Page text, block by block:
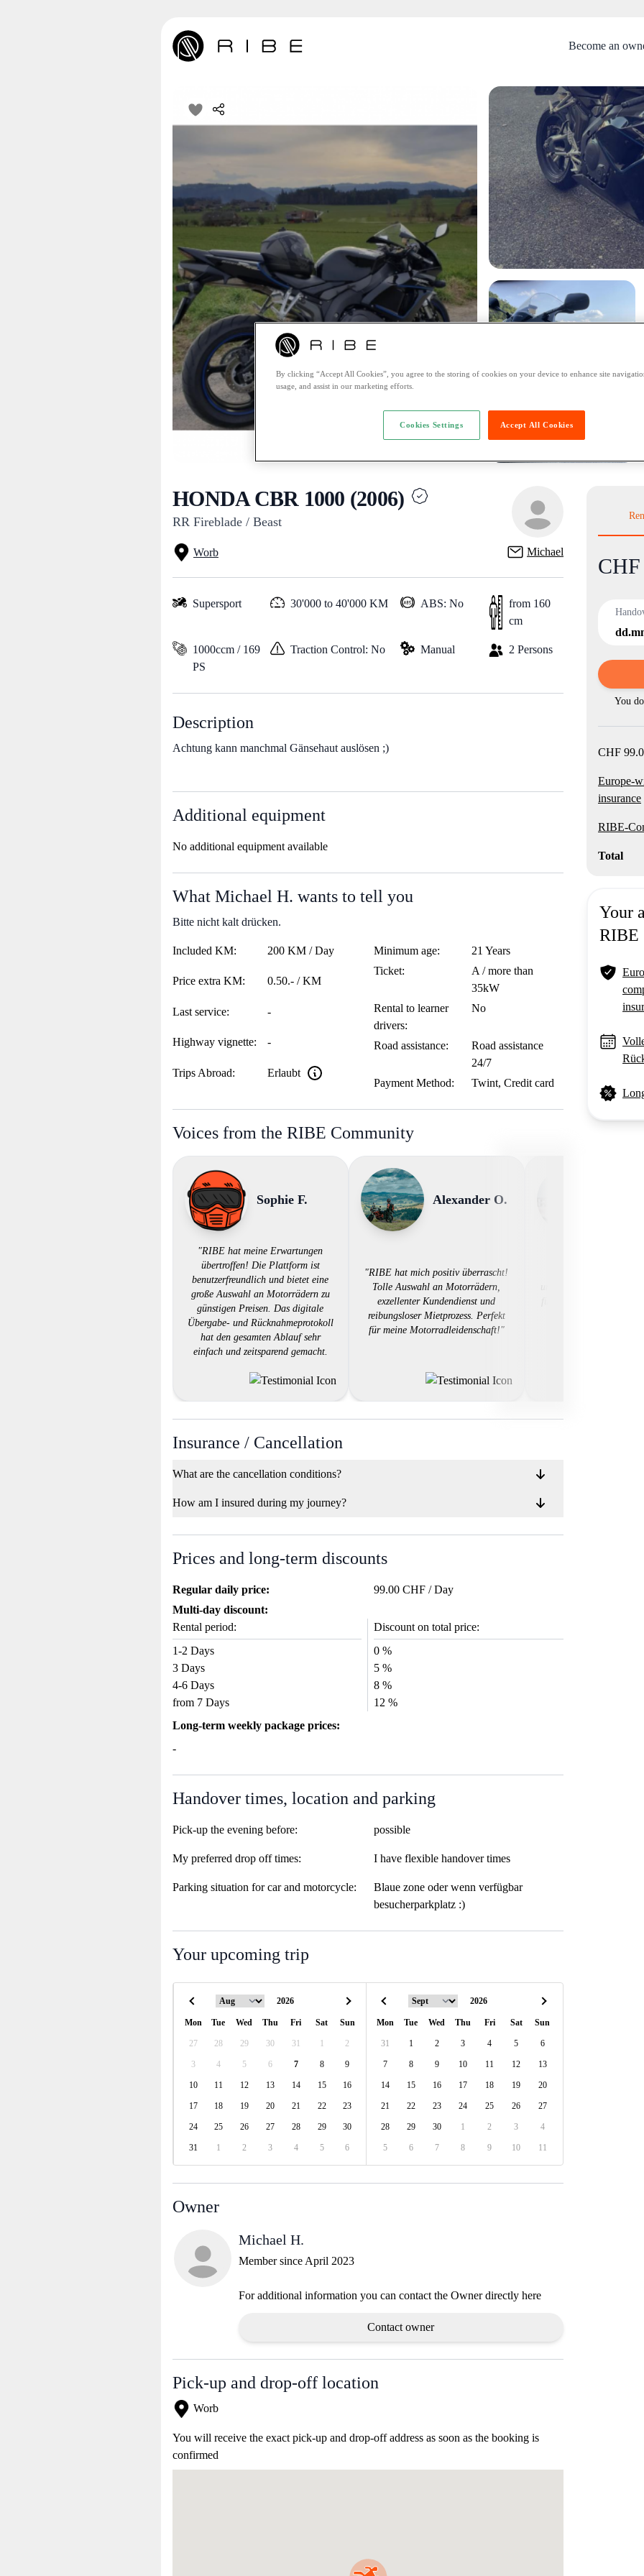
Become an
HONDA CBR 1000 (2006)
RR Fireblade / Beast
Worb Michael
Product
You
CHF
Europe-
insurance
RIBE-
Total
Your
RIBE
Supersport 30'000 to 40'000 KM ABS: No
from 160
cm
1000ccm / 169
PS
Traction Control: No Manual 2 Persons
Description
Achtung kann manchmal Gänsehaut auslösen ;)
Additional equipment
No additional equipment available
What Michael H. wants to tell you
Bitte nicht kalt drücken.
Included KM: 200 KM / Day
Price extra KM: 0.50.- / KM
Last service: -
Highway vignette: -
Trips Abroad: Erlaubt
Minimum age:
21 Years
Ticket:
A / more than
35kW
Rental to learner
drivers:
No
Road assistance:
Road assistance
24/7
Payment Method:
Twint, Credit card
Voices from the RIBE Community
Sophie F.
"RIBE hat meine Erwartungen
übertroffen! Die Plattform ist
benutzerfreundlich und bietet eine
große Auswahl an Motorrädern zu
günstigen Preisen. Das digitale
Übergabe- und Rücknahmeprotokoll
hat den gesamten Ablauf sehr
einfach und zeitsparend gemacht.
hilfsbereit und reagierte schnell auf
bürokratischem Aufwand
Alexander O.
"RIBE hat mich positiv überrascht!
Tolle Auswahl an Motorrädern,
exzellenter Kundendienst und
reibungsloser Mietprozess. Perfekt
für meine Motorradleidenschaft!"
Insurance / Cancellation
What are the cancellation conditions?
How am I insured during my journey?
Prices and long-term discounts
Regular daily price:
99.00 CHF / Day
Multi-day discount:
Rental period:
Discount on total price:
1-2 Days
0 %
3 Days
5 %
4-6 Days
8 %
from 7 Days
12 %
Long-term weekly package prices:
-
Handover times, location and parking
Pick-up the evening before: possible
My preferred drop off times: I have flexible handover times
Parking situation for car and motorcycle:
Blaue zone oder wenn verfügbar
besucherparkplatz :)
Your upcoming trip
Mon Tue Wed Thu Fri Sat Sun
27 28 29 30 31 1 2
3 4 5 6 7 8 9
10 11 12 13 14 15 16
17 18 19 20 21 22 23
24 25 26 27 28 29 30
31 1 2 3 4 5 6
Mon Tue Wed Thu Fri Sat Sun
31 1 2 3 4 5 6
7 8 9 10 11 12 13
14 15 16 17 18 19 20
21 22 23 24 25 26 27
28 29 30 1 2 3 4
5 6 7 8 9 10 11
Owner
Michael H.
Member since April 2023
For additional information you can contact the Owner directly here
Contact owner
Pick-up and drop-off location
Worb
You will receive the exact pick-up and drop-off address as soon as the booking is
confirmed
By clicking “Accept All Cookies”, you agree to the storing of cookies on your device to enhance site
usage, and assist in our marketing efforts.
Accept All Cookies
Cookies Settings